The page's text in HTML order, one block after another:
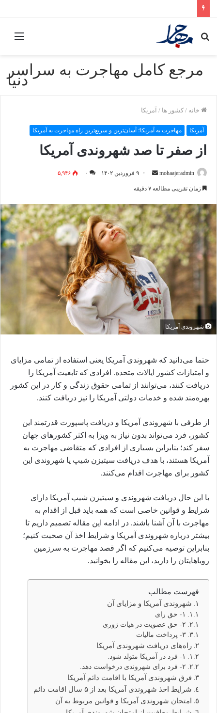
جستجو
مرجع کامل مهاجرت به سراسر
دنیا
خانه / کشور ها / آمریکا
آمریکا مهاجرت به آمریکا؛ آسان‌ترین و سریع‌ترین راه مهاجرت به آمریکا
از صفر تا صد شهروندی آمریکا
mohaajeradmin
ا
ل
ب
ه
ا
ی
م
ی
ل
۹ فروردین ۱۴۰۲ ۰ ۵,۹۴۶
زمان تقریبی مطالعه ۷ دقیقه
شهروندی آمریکا
حتما می‌دانید که شهروندی آمریکا یعنی استفاده از تمامی مزایای
و امتیازات کشور ایالات متحده. افرادی که تابعیت آمریکا را
دریافت کنند، می‌توانند از تمامی حقوق زندگی و کار در این کشور
بهره‌مند شده و خدمات دولتی آمریکا را نیز دریافت کنند.
از طرفی با شهروندی آمریکا و دریافت پاسپورت قدرتمند این
کشور، فرد می‌تواند بدون نیاز به ویزا به اکثر کشورهای جهان
سفر کند؛ بنابراین بسیاری از افرادی که متقاضی مهاجرت به
آمریکا هستند، با هدف دریافت سیتیزن شیپ یا شهروندی این
کشور برای مهاجرت اقدام می‌کنند.
با این حال دریافت شهروندی و سیتیزن شیپ آمریکا دارای
شرایط و قوانین خاصی است که همه باید قبل از اقدام به
مهاجرت با آن آشنا باشند. در ادامه این مقاله تصمیم داریم تا
بیشتر درباره شهروندی آمریکا و شرایط اخذ آن صحبت کنیم؛
بنابراین توصیه می‌کنیم که اگر قصد مهاجرت به سرزمین
رویاهایتان را دارید، این مقاله را بخوانید.
فهرست مطالب
شهروندی آمریکا و مزایای آن
۱- حق رای
۲- حق عضویت در هیات ژوری
۳- پرداخت مالیات
راه‌های دریافت شهروندی آمریکا
۱- فرد در آمریکا متولد شود.
۲- فرد برای شهروندی درخواست دهد.
فرق شهروندی آمریکا با اقامت دائم آمریکا
شرایط اخذ شهروندی آمریکا بعد از ۵ سال اقامت دائم
امتحان شهروندی آمریکا و قوانین مربوط به آن